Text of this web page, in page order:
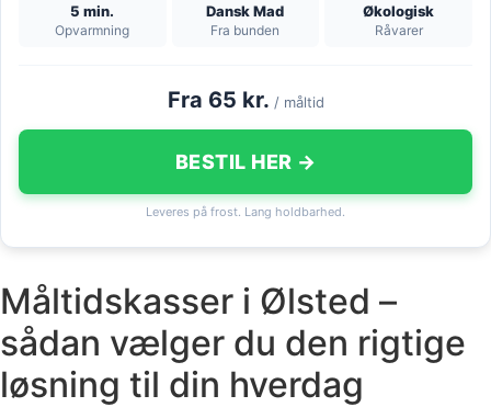
5 min.
Opvarmning
Dansk Mad
Fra bunden
Økologisk
Råvarer
Fra 65 kr. / måltid
BESTIL HER →
Leveres på frost. Lang holdbarhed.
Måltidskasser i Ølsted –
sådan vælger du den rigtige
løsning til din hverdag